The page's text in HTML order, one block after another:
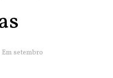
Em setembro